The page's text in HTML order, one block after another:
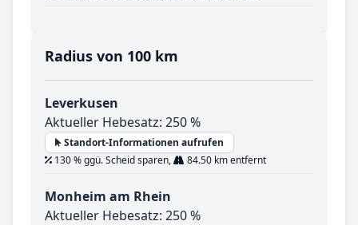
Radius von 100 km
Leverkusen
Aktueller Hebesatz: 250 %
Standort-Informationen aufrufen
130 % ggü. Scheid sparen,
84.50 km entfernt
Monheim am Rhein
Aktueller Hebesatz: 250 %